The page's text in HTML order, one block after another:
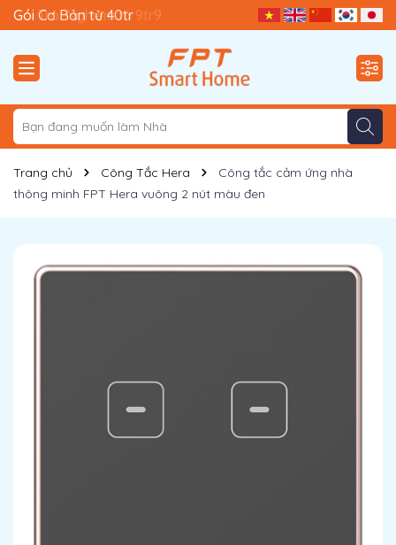
Gói Trải Nghiệm từ 9tr9
Gói Cơ Bản từ 40tr
Trang chủ Công Tắc Hera
Công tắc cảm ứng nhà
thông minh FPT Hera vuông 2 nút màu đen